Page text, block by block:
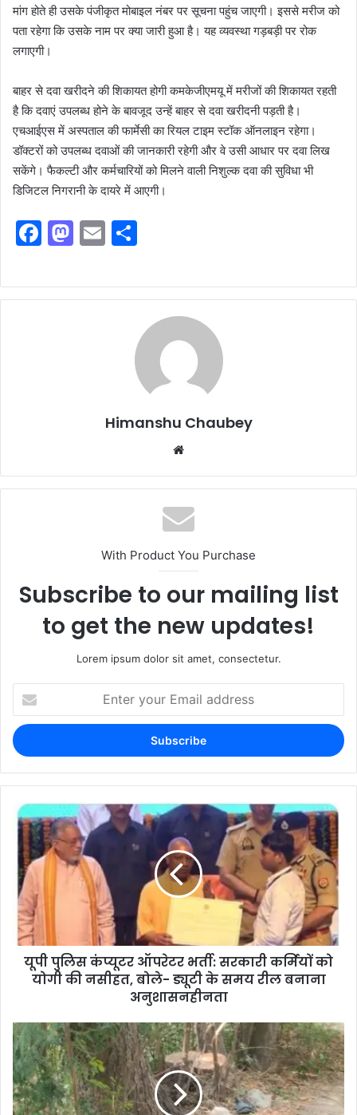
मांग होते ही उसके पंजीकृत मोबाइल नंबर पर सूचना पहुंच जाएगी। इससे मरीज को
पता रहेगा कि उसके नाम पर क्या जारी हुआ है। यह व्यवस्था गड़बड़ी पर रोक
लगाएगी।
बाहर से दवा खरीदने की शिकायत होगी कमकेजीएमयू में मरीजों की शिकायत रहती
है कि दवाएं उपलब्ध होने के बावजूद उन्हें बाहर से दवा खरीदनी पड़ती है।
एचआईएस में अस्पताल की फार्मेसी का रियल टाइम स्टॉक ऑनलाइन रहेगा।
डॉक्टरों को उपलब्ध दवाओं की जानकारी रहेगी और वे उसी आधार पर दवा लिख
सकेंगे। फैकल्टी और कर्मचारियों को मिलने वाली निशुल्क दवा की सुविधा भी
डिजिटल निगरानी के दायरे में आएगी।
F
c
e
M
st
o
E
ai
l
ar
e
Himanshu Chaubey
With Product You Purchase
Subscribe to our mailing list
to get the new updates!
Lorem ipsum dolor sit amet, consectetur.
यूपी पुलिस कंप्यूटर ऑपरेटर भर्ती: सरकारी कर्मियों को
योगी की नसीहत, बोले- ड्यूटी के समय रील बनाना
अनुशासनहीनता